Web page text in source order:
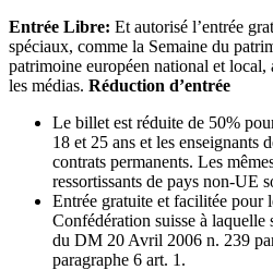
Entrée Libre: Et autorisé l’entrée
spéciaux, comme la Semaine du
patrimoine européen national et local,
les médias. Réduction d’entrée
Le billet est réduite de 50%
18 et 25 ans et les enseignants
contrats permanents. Les
ressortissants de pays non-UE
Entrée gratuite et facilitée pour
Confédération suisse à laquelle
du DM 20 Avril 2006 n. 239
paragraphe 6 art. 1.